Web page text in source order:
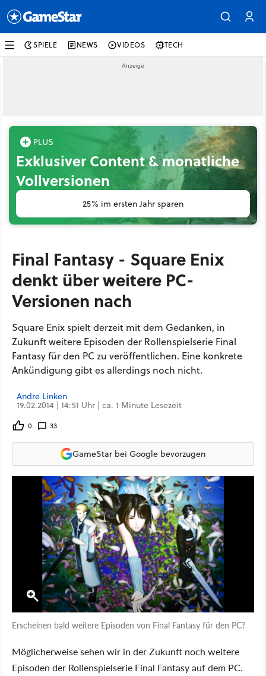
SPIELE NEWS VIDEOS TECH
Exklusiver Content & monatliche
Vollversionen
25% im ersten Jahr sparen
Final Fantasy - Square Enix
denkt über weitere PC-
Versionen nach
Square Enix spielt derzeit mit dem Gedanken, in
Zukunft weitere Episoden der Rollenspielserie Final
Fantasy für den PC zu veröffentlichen. Eine konkrete
Ankündigung gibt es allerdings noch nicht.
Andre Linken
19.02.2014 | 14:51 Uhr | ca. 1 Minute Lesezeit
0 33
GameStar bei Google bevorzugen
Erscheinen bald weitere Episoden von Final Fantasy für den PC?
Möglicherweise sehen wir in der Zukunft noch weitere
Episoden der Rollenspielserie Final Fantasy auf dem PC.